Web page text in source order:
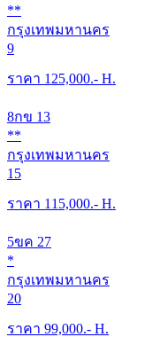
**
กรุงเทพมหานคร
9
ราคา 125,000.- H.
8กข 13
**
กรุงเทพมหานคร
15
ราคา 115,000.- H.
5ขค 27
*
กรุงเทพมหานคร
20
ราคา 99,000.- H.